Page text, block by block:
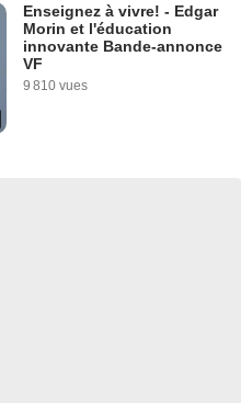
Enseignez à vivre! - Edgar
Morin et l'éducation
innovante Bande-annonce
VF
9 810 vues